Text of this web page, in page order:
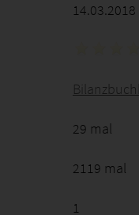
14.03.2018
29 mal
2119 mal
1